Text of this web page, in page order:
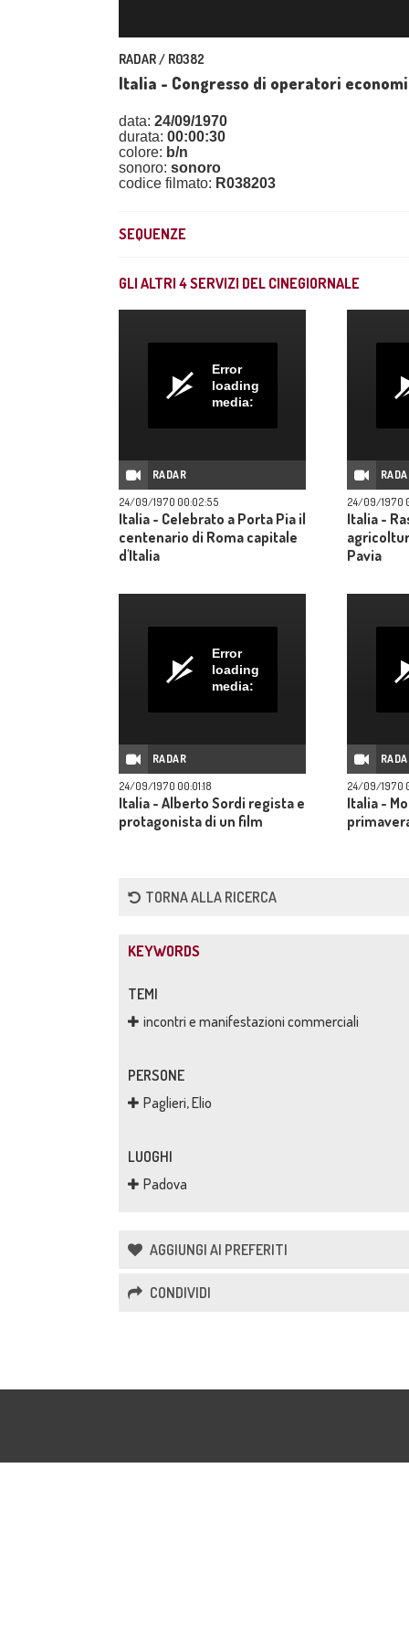
RADAR / R0382
Italia - Congresso di operatori
data: 24/09/1970
durata: 00:00:30
colore: b/n
sonoro: sonoro
codice filmato: R038203
SEQUENZE
GLI ALTRI 4SERVIZI DEL CINEGIORNALE
Error
loading
media:
RADAR
24/09/1970 00:02:55
Italia - Celebrato a Porta Pia il
centenario di Roma capitale
d'Italia
24/09/1970
Italia -
Pavia
Error
loading
media:
RADAR
24/09/1970 00:01:18
Italia - Alberto Sordi regista e
protagonista di un film
24/09/1970
Italia -
TORNA ALLA RICERCA
KEYWORDS
TEMI
incontri e manifestazioni commerciali
PERSONE
Paglieri, Elio
LUOGHI
Padova
AGGIUNGI AI PREFERITI
CONDIVIDI